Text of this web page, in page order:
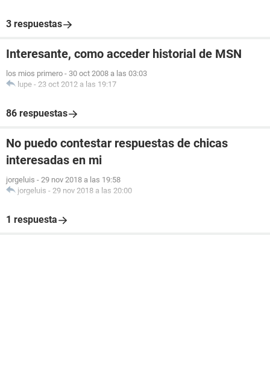
3 respuestas
Interesante, como acceder historial de MSN
los mios primero - 30 oct 2008 a las 03:03
lupe - 23 oct 2012 a las 19:17
86 respuestas
No puedo contestar respuestas de chicas
interesadas en mi
jorgeluis - 29 nov 2018 a las 19:58
jorgeluis - 29 nov 2018 a las 20:00
1 respuesta